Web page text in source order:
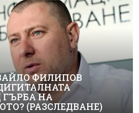
ФИЛИПОВ
НА
(РАЗСЛЕДВАНЕ)